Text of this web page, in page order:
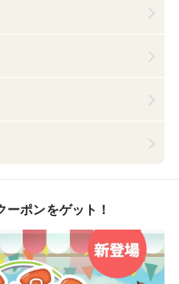
ーポンをゲット！